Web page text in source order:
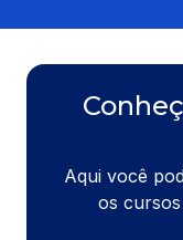
Aqui você
os